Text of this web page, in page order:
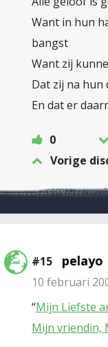
Want in hun
bangst
Want zij
Dat zij na hun
En dat er
0
Vorige
#15 pelayo
10 februari
“Mijn Liefste
Mijn vriendin,